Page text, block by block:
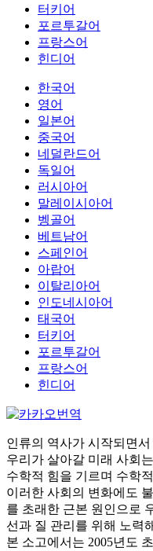
터키어
포르투갈어
프랑스어
힌디어
한국어
영어
일본어
중국어
네덜란드어
독일어
러시아어
말레이시아어
벵골어
베트남어
스페인어
아랍어
이탈리아어
인도네시아어
태국어
터키어
포르투갈어
프랑스어
힌디어
인류의 역사가 시작되면
우리가 살아갈 미래 사회
수학적 힘을 기르며 수학
이러한 사회의 변화에도
를 초래한 근본 원인으로
선과 질 관리를 위해 노력
본 소고에서는 2005년도